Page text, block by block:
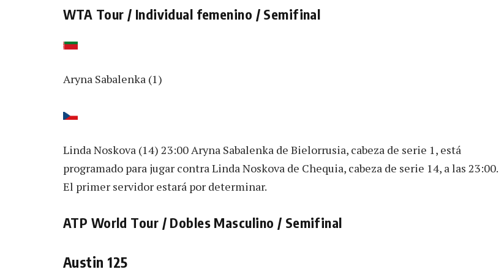
WTA Tour / Individual femenino / Semifinal
Aryna Sabalenka (1)
Linda Noskova (14) 23:00 Aryna Sabalenka de Bielorrusia, cabeza de serie 1, está
programado para jugar contra Linda Noskova de Chequia, cabeza de serie 14, a las 23:00.
El primer servidor estará por determinar.
ATP World Tour / Dobles Masculino / Semifinal
Austin 125